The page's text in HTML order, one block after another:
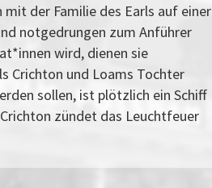
mit der Familie des Earls auf einer
notgedrungen zum Anführer
wird, dienen sie
Crichton und Loams Tochter
sollen, ist plötzlich ein Schiff
zündet das Leuchtfeuer